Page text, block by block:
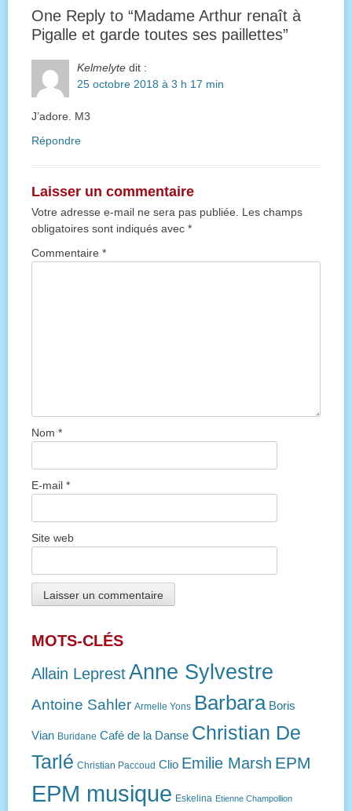
One Reply to “Madame Arthur renaît à
Pigalle et garde toutes ses paillettes”
Kelmelyte dit :
25 octobre 2018 à 3 h 17 min
J’adore. M3
Répondre
Laisser un commentaire
Votre adresse e-mail ne sera pas publiée.
Les champs
obligatoires sont indiqués avec *
Commentaire *
Nom *
E-mail *
Site web
MOTS-CLÉS
Allain LeprestAnne Sylvestre
Antoine Sahler Armelle Yons Barbara Boris
Vian Buridane Café de la Danse Christian De
Tarlé Christian Paccoud Clio Emilie Marsh EPM
EPM musique Eskelina Etienne Champollion